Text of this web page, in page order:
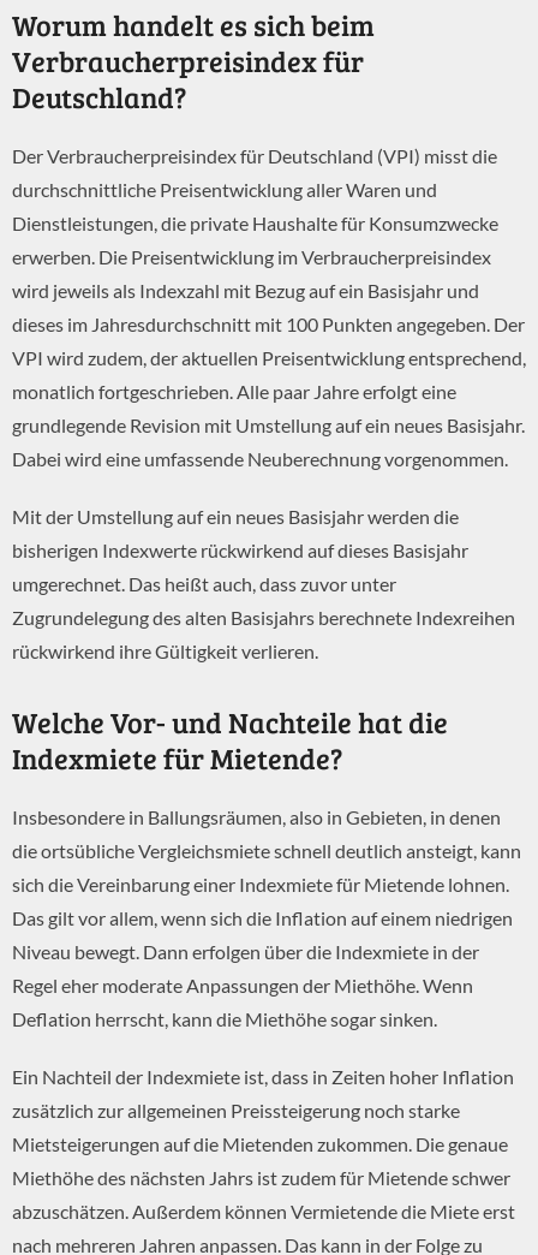
Worum handelt es sich beim
Verbraucherpreisindex für
Deutschland?
Der Verbraucherpreisindex für Deutschland (VPI) misst die
durchschnittliche Preisentwicklung aller Waren und
Dienstleistungen, die private Haushalte für Konsumzwecke
erwerben. Die Preisentwicklung im Verbraucherpreisindex
wird jeweils als Indexzahl mit Bezug auf ein Basisjahr und
dieses im Jahresdurchschnitt mit 100 Punkten angegeben. Der
VPI wird zudem, der aktuellen Preisentwicklung entsprechend,
monatlich fortgeschrieben. Alle paar Jahre erfolgt eine
grundlegende Revision mit Umstellung auf ein neues Basisjahr.
Dabei wird eine umfassende Neuberechnung vorgenommen.
Mit der Umstellung auf ein neues Basisjahr werden die
bisherigen Indexwerte rückwirkend auf dieses Basisjahr
umgerechnet. Das heißt auch, dass zuvor unter
Zugrundelegung des alten Basisjahrs berechnete Indexreihen
rückwirkend ihre Gültigkeit verlieren.
Welche Vor- und Nachteile hat die
Indexmiete für Mietende?
Insbesondere in Ballungsräumen, also in Gebieten, in denen
die ortsübliche Vergleichsmiete schnell deutlich ansteigt, kann
sich die Vereinbarung einer Indexmiete für Mietende lohnen.
Das gilt vor allem, wenn sich die Inflation auf einem niedrigen
Niveau bewegt. Dann erfolgen über die Indexmiete in der
Regel eher moderate Anpassungen der Miethöhe. Wenn
Deflation herrscht, kann die Miethöhe sogar sinken.
Ein Nachteil der Indexmiete ist, dass in Zeiten hoher Inflation
zusätzlich zur allgemeinen Preissteigerung noch starke
Mietsteigerungen auf die Mietenden zukommen. Die genaue
Miethöhe des nächsten Jahrs ist zudem für Mietende schwer
abzuschätzen. Außerdem können Vermietende die Miete erst
nach mehreren Jahren anpassen. Das kann in der Folge zu